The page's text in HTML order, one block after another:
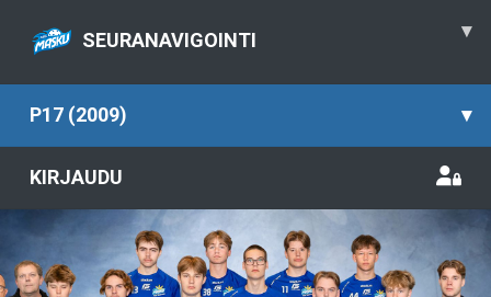
SEURANAVIGOINTI ▾
P17 (2009) ▾
KIRJAUDU